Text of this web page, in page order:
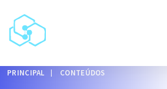
PRINCIPAL CONTEÚDOS